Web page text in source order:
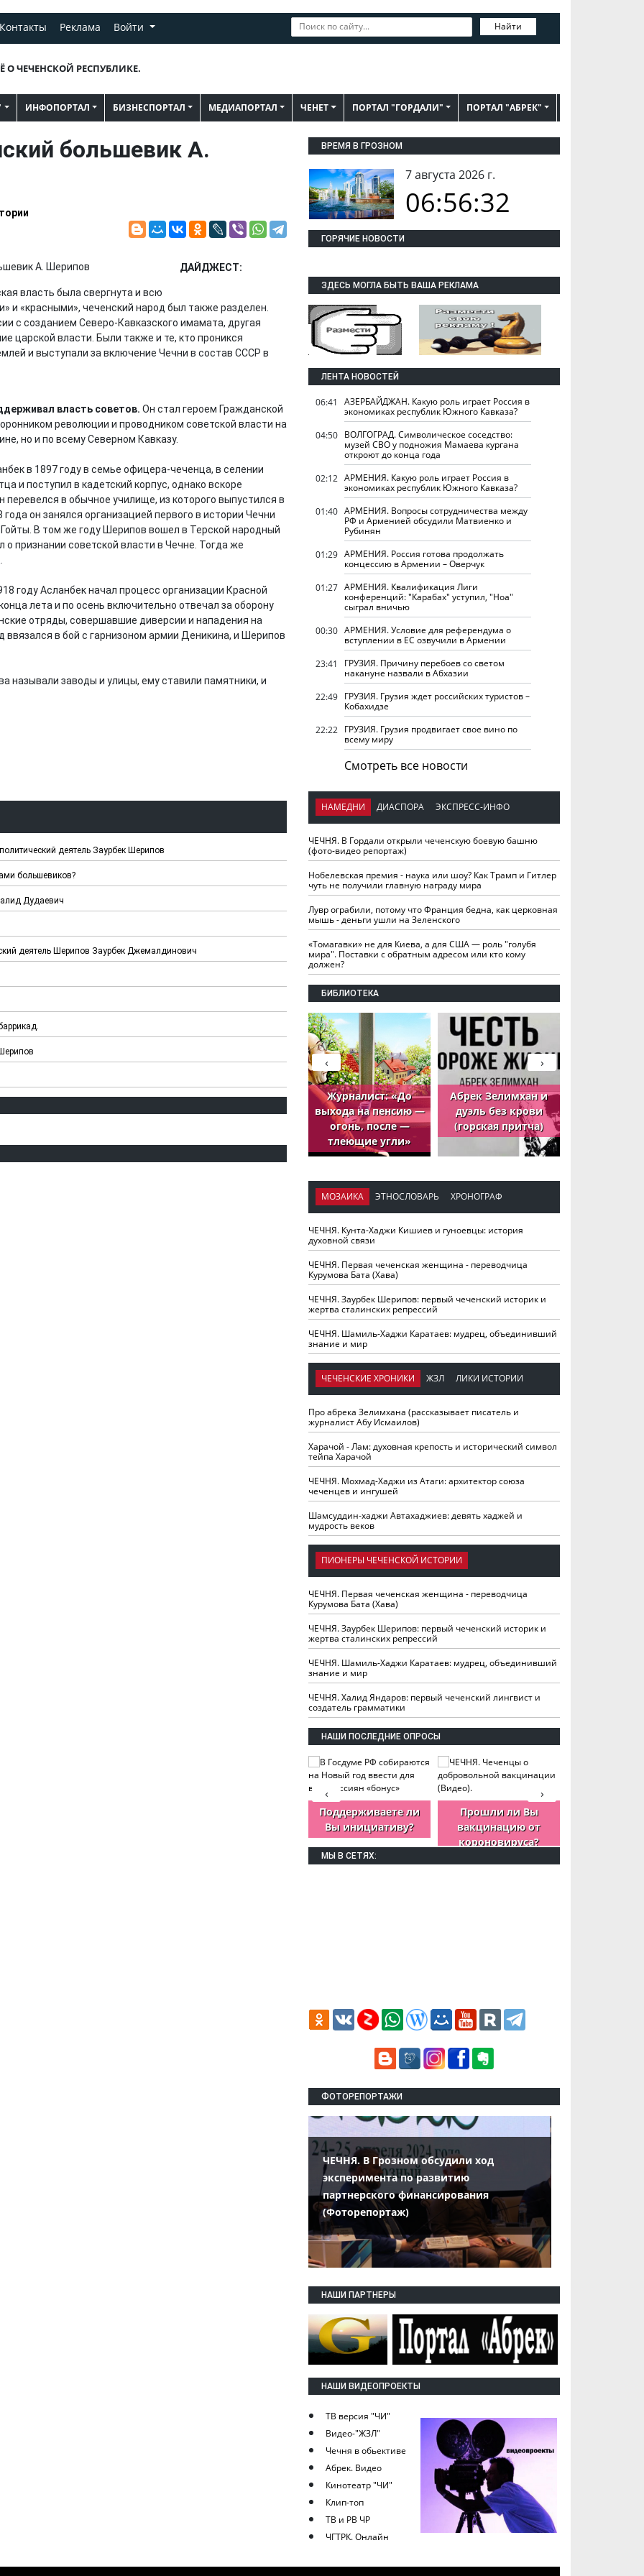
Контакты Реклама Войти Найти
О ЧЕЧЕНСКОЙ РЕСПУБЛИКЕ.
ИНФОПОРТАЛ БИЗНЕСПОРТАЛ МЕДИАПОРТАЛ ЧЕНЕТ ПОРТАЛ "ГОРДАЛИ" ПОРТАЛ "АБРЕК"
большевик А.
ДАЙДЖЕСТ:
власть была свергнута и всю
и «красными», чеченский народ был также разделен.
с созданием Северо-Кавказского имамата, другая
царской власти. Были также и те, кто проникся
и выступали за включение Чечни в состав СССР в
власть советов. Он стал героем Гражданской
революции и проводником советской власти на
но и по всему Северном Кавказу.
в 1897 году в семье офицера-чеченца, в селении
и поступил в кадетский корпус, однако вскоре
в обычное училище, из которого выпустился в
он занялся организацией первого в истории Чечни
В том же году Шерипов вошел в Терской народный
признании советской власти в Чечне. Тогда же
году Асланбек начал процесс организации Красной
лета и по осень включительно отвечал за оборону
отряды, совершавшие диверсии и нападения на
ввязался в бой с гарнизоном армии Деникина, и Шерипов
называли заводы и улицы, ему ставили памятники, и
деятель Заурбек Шерипов
большевиков?
Дудаевич
деятель Шерипов Заурбек Джемалдинович
ВРЕМЯ В ГРОЗНОМ
7 августа 2026 г.
06:56:33
ГОРЯЧИЕ НОВОСТИ
ЗДЕСЬ МОГЛА БЫТЬ ВАША РЕКЛАМА
ЛЕНТА НОВОСТЕЙ
06:41
АЗЕРБАЙДЖАН. Какую роль играет Россия в
экономиках республик Южного Кавказа?
04:50 ВОЛГОГРАД. Символическое соседство:
музей СВО у подножия Мамаева кургана
откроют до конца года
02:12 АРМЕНИЯ. Какую роль играет Россия в
экономиках республик Южного Кавказа?
01:40 АРМЕНИЯ. Вопросы сотрудничества между
РФ и Арменией обсудили Матвиенко и
Рубинян
01:29 АРМЕНИЯ. Россия готова продолжать
концессию в Армении – Оверчук
01:27 АРМЕНИЯ. Квалификация Лиги
конференций: "Карабах" уступил, "Ноа"
сыграл вничью
00:30 АРМЕНИЯ. Условие для референдума о
вступлении в ЕС озвучили в Армении
23:41
ГРУЗИЯ. Причину перебоев со светом
накануне назвали в Абхазии
22:49 ГРУЗИЯ. Грузия ждет российских туристов –
Кобахидзе
22:22 ГРУЗИЯ. Грузия продвигает свое вино по
всему миру
Смотреть все новости
НАМЕДНИ ДИАСПОРА ЭКСПРЕСС-ИНФО
ЧЕЧНЯ. В Гордали открыли чеченскую боевую башню
(фото-видео репортаж)
Нобелевская премия - наука или шоу? Как Трамп и Гитлер
чуть не получили главную награду мира
Лувр ограбили, потому что Франция бедна, как церковная
мышь - деньги ушли на Зеленского
«Томагавки» не для Киева, а для США — роль "голубя
мира". Поставки с обратным адресом или кто кому
должен?
БИБЛИОТЕКА
ЧЕЧНЯ. Обарг Варин
илли
ЧЕЧНЯ. Хьаьжин
мурд - обарг Вара
Журналист: «До
выхода на пенсию —
огонь, после —
тлеющие угли»
Абрек Зелимхан и
дуэль без крови
(горская притча)
›
‹
МОЗАИКА ЭТНОСЛОВАРЬ ХРОНОГРАФ
ЧЕЧНЯ. Кунта-Хаджи Кишиев и гуноевцы: история
духовной связи
ЧЕЧНЯ. Первая чеченская женщина - переводчица
Курумова Бата (Хава)
ЧЕЧНЯ. Заурбек Шерипов: первый чеченский историк и
жертва сталинских репрессий
ЧЕЧНЯ. Шамиль-Хаджи Каратаев: мудрец, объединивший
знание и мир
ЧЕЧЕНСКИЕ ХРОНИКИ ЖЗЛ ЛИКИ ИСТОРИИ
Про абрека Зелимхана (рассказывает писатель и
журналист Абу Исмаилов)
Харачой - Лам: духовная крепость и исторический символ
тейпа Харачой
ЧЕЧНЯ. Мохмад-Хаджи из Атаги: архитектор союза
чеченцев и ингушей
Шамсуддин-хаджи Автахаджиев: девять хаджей и
мудрость веков
ПИОНЕРЫ ЧЕЧЕНСКОЙ ИСТОРИИ
ЧЕЧНЯ. Первая чеченская женщина - переводчица
Курумова Бата (Хава)
ЧЕЧНЯ. Заурбек Шерипов: первый чеченский историк и
жертва сталинских репрессий
ЧЕЧНЯ. Шамиль-Хаджи Каратаев: мудрец, объединивший
знание и мир
ЧЕЧНЯ. Халид Яндаров: первый чеченский лингвист и
создатель грамматики
НАШИ ПОСЛЕДНИЕ ОПРОСЫ
Поддерживаете ли
Вы инициативу?
Прошли ли Вы
вакцинацию от
короновируса?
›
‹
МЫ В СЕТЯХ:
ФОТОРЕПОРТАЖИ
ЧЕЧНЯ. В Грозном обсудили ход
эксперимента по развитию
партнерского финансирования
(Фоторепортаж)
НАШИ ПАРТНЕРЫ
НАШИ ВИДЕОПРОЕКТЫ
ТВ версия "ЧИ"
Видео-"ЖЗЛ"
Чечня в обьективе
Абрек. Видео
Кинотеатр "ЧИ"
Клип-топ
ТВ и РВ ЧР
ЧГТРК. Онлайн